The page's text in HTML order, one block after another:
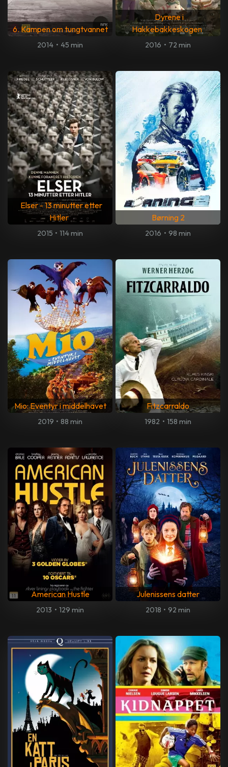
6. Kampen om tungtvannet
2014 • 45 min
Dyrene i
Hakkebakkeskogen
2016 • 72 min
Elser - 13 minutter etter
Hitler
2015 • 114 min
Børning 2
2016 • 98 min
Mio: Eventyr i middelhavet
2019 • 88 min
Fitzcarraldo
1982 • 158 min
American Hustle
2013 • 129 min
Julenissens datter
2018 • 92 min